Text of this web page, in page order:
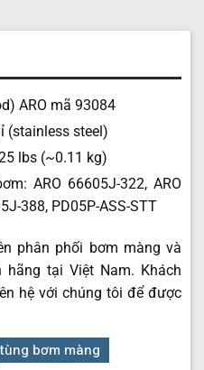
ARO mã 93084
(stainless steel)
lbs (~0.11 kg)
ARO 66605J-322, ARO
388, PD05P-ASS-STT
phân phối bơm màng và
tại Việt Nam. Khách
hệ với chúng tôi để được
bơm màng